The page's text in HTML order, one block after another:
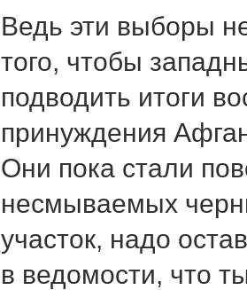
Ведь эти выборы
того, чтобы
подводить итоги
принуждения
Они пока стали
несмываемых
участок, надо
в ведомости, что